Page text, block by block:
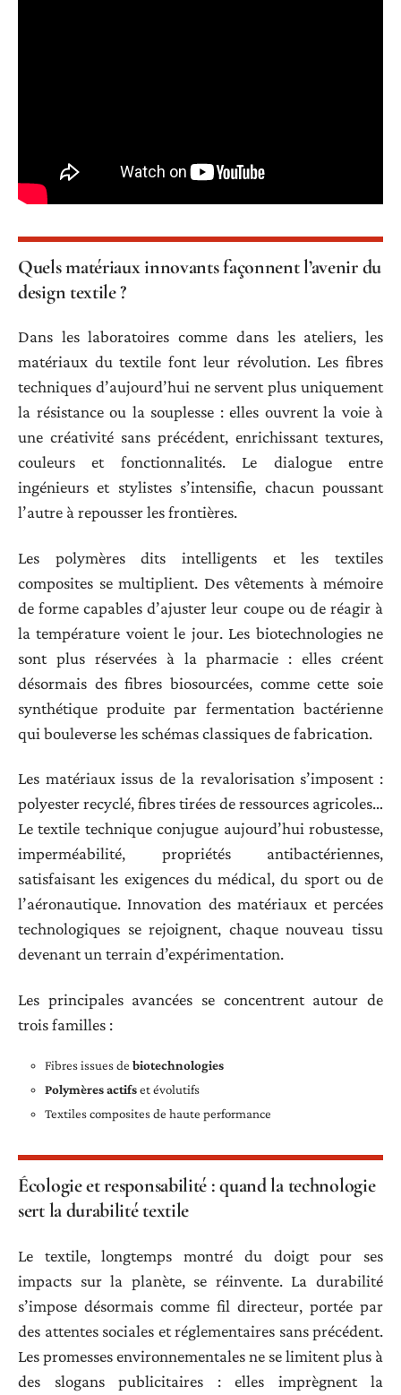
Quels matériaux innovants façonnent l’avenir du
design textile ?
Dans les laboratoires comme dans les ateliers, les
matériaux du textile font leur révolution. Les fibres
techniques d’aujourd’hui ne servent plus uniquement
la résistance ou la souplesse : elles ouvrent la voie à
une créativité sans précédent, enrichissant textures,
couleurs et fonctionnalités. Le dialogue entre
ingénieurs et stylistes s’intensifie, chacun poussant
l’autre à repousser les frontières.
Les polymères dits intelligents et les textiles
composites se multiplient. Des vêtements à mémoire
de forme capables d’ajuster leur coupe ou de réagir à
la température voient le jour. Les biotechnologies ne
sont plus réservées à la pharmacie : elles créent
désormais des fibres biosourcées, comme cette soie
synthétique produite par fermentation bactérienne
qui bouleverse les schémas classiques de fabrication.
Les matériaux issus de la revalorisation s’imposent :
polyester recyclé, fibres tirées de ressources agricoles…
Le textile technique conjugue aujourd’hui robustesse,
imperméabilité, propriétés antibactériennes,
satisfaisant les exigences du médical, du sport ou de
l’aéronautique. Innovation des matériaux et percées
technologiques se rejoignent, chaque nouveau tissu
devenant un terrain d’expérimentation.
Les principales avancées se concentrent autour de
trois familles :
Fibres issues de biotechnologies
Polymères actifset évolutifs
Textiles composites de haute performance
Écologie et responsabilité : quand la technologie
sert la durabilité textile
Le textile, longtemps montré du doigt pour ses
impacts sur la planète, se réinvente. La durabilité
s’impose désormais comme fil directeur, portée par
des attentes sociales et réglementaires sans précédent.
Les promesses environnementales ne se limitent plus à
des slogans publicitaires : elles imprègnent la